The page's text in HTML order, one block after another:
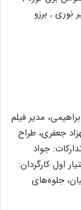
نوری , برزو
مدیر فیلم
جعفری، طراح
جواد
اول کارگردان:
جلوه‌های